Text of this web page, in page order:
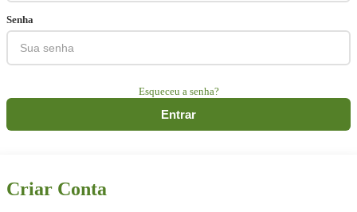
Senha
Esqueceu a senha?
Entrar
Criar Conta